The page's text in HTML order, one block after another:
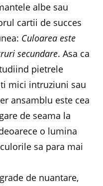
albe sau
cartii de succes
Culoarea este
secundare. Asa ca
pietrele
mici intruziuni sau
ansamblu este cea
de seama la
o lumina
sa para mai
de nuantare,